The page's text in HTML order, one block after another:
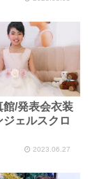
館/発表会衣装
ェルスクロ
2023.06.27